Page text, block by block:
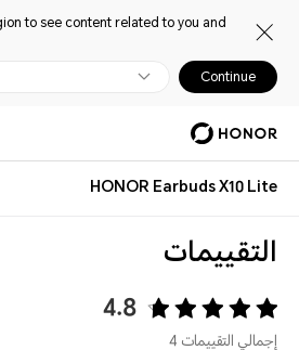
to see content related to you and
Continue
HONOR Earbuds X10 Lite
التقييمات
4.8
إجمالي التقييمات 4